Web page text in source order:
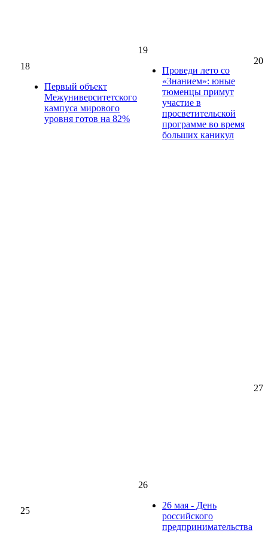
18
Первый объект
Межуниверситетского
кампуса мирового
уровня готов на 82%
19
Проведи лето со
«Знанием»: юные
тюменцы примут
участие в
просветительской
программе во время
больших каникул
20
25
26
26 мая - День
российского
предпринимательства
27